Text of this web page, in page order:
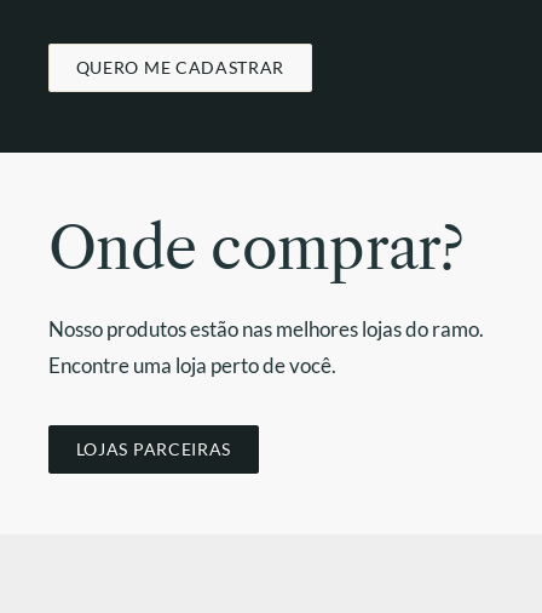
QUERO ME CADASTRAR
Onde comprar?
Nosso produtos estão nas melhores lojas do ramo.
Encontre uma loja perto de você.
LOJAS PARCEIRAS